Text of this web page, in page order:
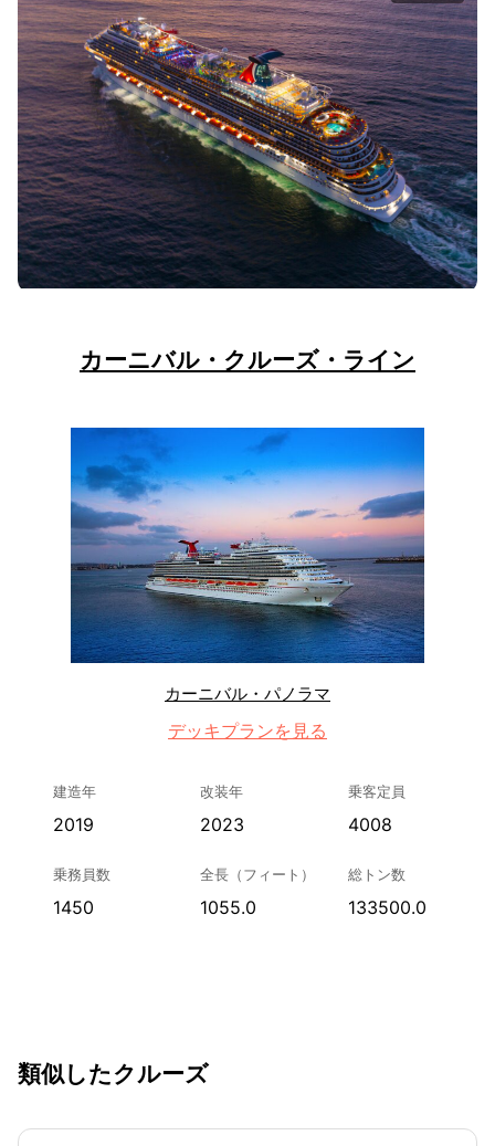
カーニバル・クルーズ・ライン
カーニバル・パノラマ
デッキプランを見る
建造年
2019
改装年
2023
乗客定員
4008
乗務員数
1450
全長（フィート）
1055.0
総トン数
133500.0
類似したクルーズ